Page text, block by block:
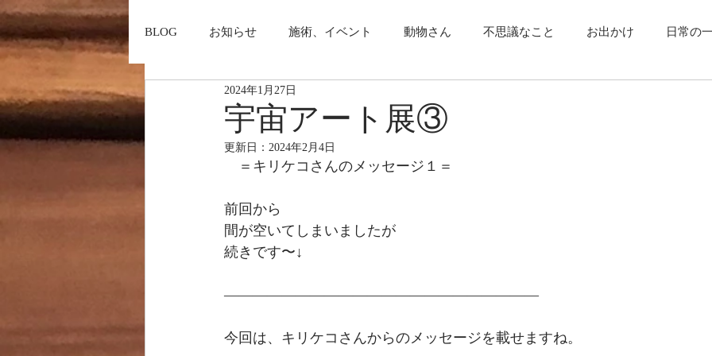
BLOG お知らせ 施術、イベント 動物さん 不思議なこと お出かけ 日常の
宇宙アート展③
2024年1月27日
更新日： 2024年2月4日
＝キリケコさんのメッセージ１＝
前回から
間が空いてしまいましたが
続きです〜↓
——————————————————————
今回は、キリケコさんからのメッセージを載せますね。